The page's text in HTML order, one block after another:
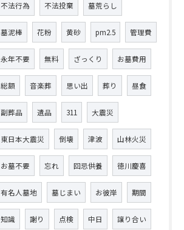
不法行為 不法投棄 墓荒らし
墓泥棒 花粉 黄砂 pm2.5 管理費
永年不要 無料 ざっくり お墓費用
総額 音楽葬 思い出 葬り 昼食
副葬品 遺品 311 大震災
東日本大震災 倒壊 津波 山林火災
お墓不要 忘れ 回忌供養 徳川慶喜
有名人墓地 墓じまい お彼岸 期間
知識 謝り 点検 中日 譲り合い